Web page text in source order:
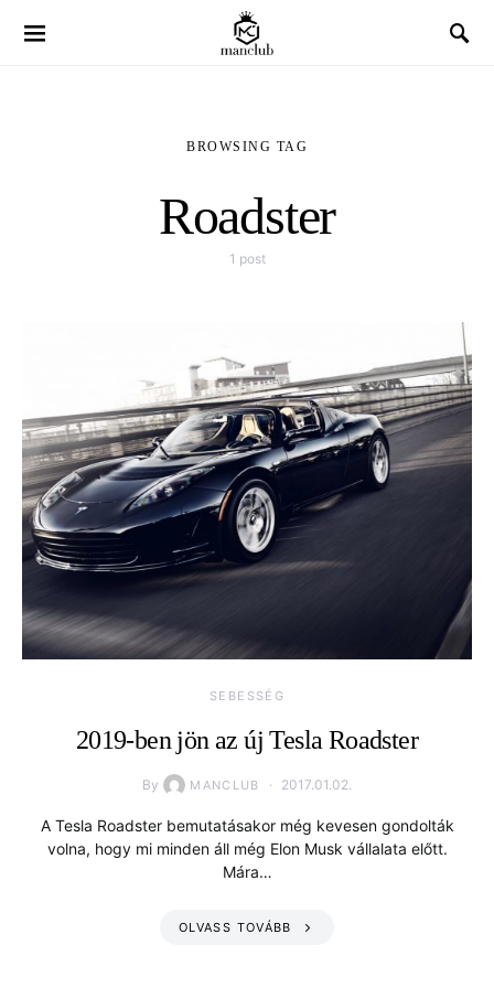
BROWSING TAG
Roadster
1 post
SEBESSÉG
2019-ben jön az új Tesla Roadster
By MANCLUB 2017.01.02.
A Tesla Roadster bemutatásakor még kevesen gondolták
volna, hogy mi minden áll még Elon Musk vállalata előtt.
Mára…
OLVASS TOVÁBB